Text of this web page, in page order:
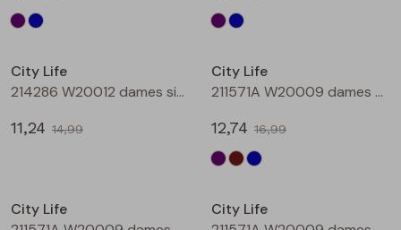
City Life
214286 W20012 dames singlet Petrol
11,24 14,99
City Life
211571A W20009 dames T-shirt km Aubergine
12,74 16,99
City Life
City Life